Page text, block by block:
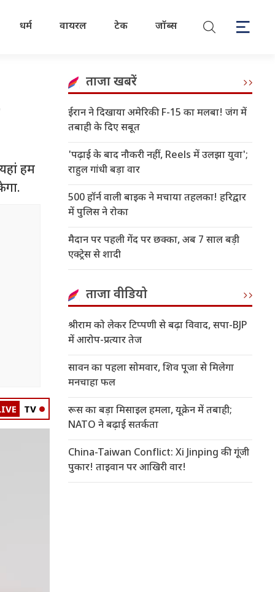
धर्म वायरल टेक जॉब्स
हम
TV
ताजा खबरें
ईरान ने दिखाया अमेरिकी F-15 का मलबा! जंग में
तबाही के दिए सबूत
'पढ़ाई के बाद नौकरी नहीं, Reels में उलझा युवा';
राहुल गांधी बड़ा वार
500 हॉर्न वाली बाइक ने मचाया तहलका! हरिद्वार
में पुलिस ने रोका
मैदान पर पहली गेंद पर छक्का, अब 7 साल बड़ी
एक्ट्रेस से शादी
ताजा वीडियो
श्रीराम को लेकर टिप्पणी से बढ़ा विवाद, सपा-BJP
में आरोप-प्रत्यार तेज
सावन का पहला सोमवार, शिव पूजा से मिलेगा
मनचाहा फल
रूस का बड़ा मिसाइल हमला, यूक्रेन में तबाही;
NATO ने बढ़ाई सतर्कता
China-Taiwan Conflict: Xi Jinping की गूंजी
पुकार! ताइवान पर आखिरी वार!